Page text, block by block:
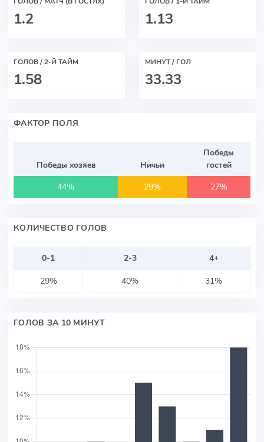
1.2 1.13
ГОЛОВ / 2-Й ТАЙМ
1.58
МИНУТ / ГОЛ
33.33
ФАКТОР ПОЛЯ
Победы хозяев Ничьи
Победы
гостей
44%
29% 27%
КОЛИЧЕСТВО ГОЛОВ
0-1 2-3
4+
29%
40% 31%
ГОЛОВ ЗА 10 МИНУТ